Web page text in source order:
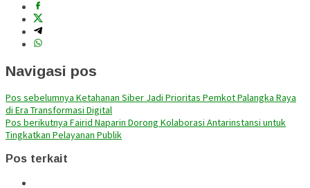
Navigasi pos
Pos sebelumnya Ketahanan Siber Jadi Prioritas Pemkot Palangka Raya
di Era Transformasi Digital
Pos berikutnya Fairid Naparin Dorong Kolaborasi Antarinstansi untuk
Tingkatkan Pelayanan Publik
Pos terkait